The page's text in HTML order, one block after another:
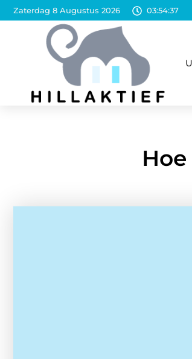
Zaterdag 8 Augustus 2026 03:54:38